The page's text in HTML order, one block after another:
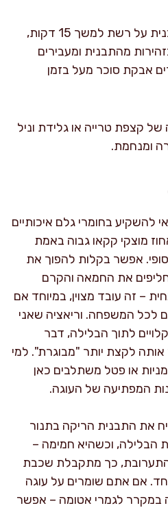
מצננים את העוגה בתבנית על רשת למשך 15 דקות,
מהתבנית ומעבירים
אבקת סוכר מעל בזמן
קצפת טרייה או גלידת וניל
ומנחמת.
להשקיע בחומרי גלם איכותיים
מוצקי קקאו גבוה באמת
אפשר בקלות להפוך את
את החמאה והקרם
– זה עובד מצוין, במיוחד אם
לכל המשפחה. וריאציה שאני
לתוך הבלילה, דבר
לקצת יותר "מבוגרת". למי
או פטל משתלבים כאן
המפתיעה של העוגה.
את התבנית הריקה בתנור
הבלילה, וכשהיא חמימה –
כך מתקבלת שכבת
אם אתם שומרים על עוגה
במקרר לגמרי אטומה – אפשר